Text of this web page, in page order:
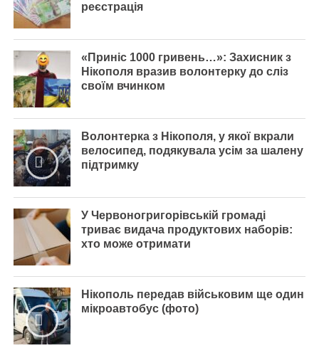
реєстрація
«Приніс 1000 гривень…»: Захисник з
Нікополя вразив волонтерку до сліз
своїм вчинком
Волонтерка з Нікополя, у якої вкрали
велосипед, подякувала усім за шалену
підтримку
У Червоногригорівській громаді
триває видача продуктових наборів:
хто може отримати
Нікополь передав військовим ще один
мікроавтобус (фото)